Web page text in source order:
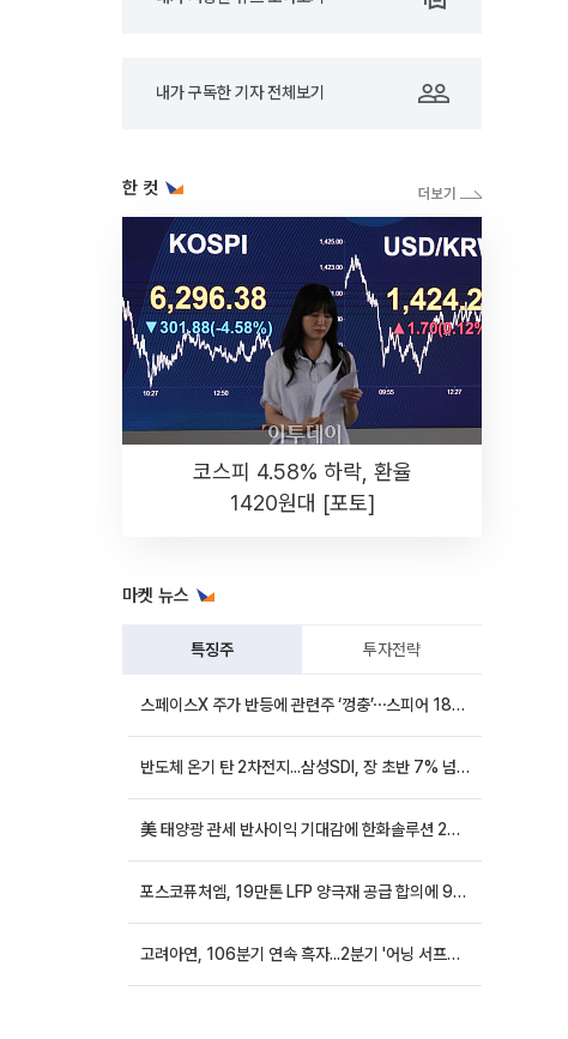
내가 구독한 기자 전체보기
한 컷
코스피 4.58% 하락, 환율
1420원대 [포토]
마켓 뉴스
특징주 투자전략
스페이스X 주가 반등에 관련주 ‘껑충’⋯스피어 18%ㆍ에이치브이엠 12%↑
반도체 온기 탄 2차전지...삼성SDI, 장 초반 7% 넘게 껑충
美 태양광 관세 반사이익 기대감에 한화솔루션 20%대·OCI홀딩스 14%대 급등
포스코퓨처엠, 19만톤 LFP 양극재 공급 합의에 9%대 강세
고려아연, 106분기 연속 흑자...2분기 '어닝 서프라이즈'에 장 초반 12%대 강세